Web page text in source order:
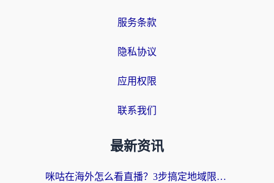
服务条款
隐私协议
应用权限
联系我们
最新资讯
咪咕在海外怎么看直播？3步搞定地域限制，还能畅看腾讯视频与国内热剧